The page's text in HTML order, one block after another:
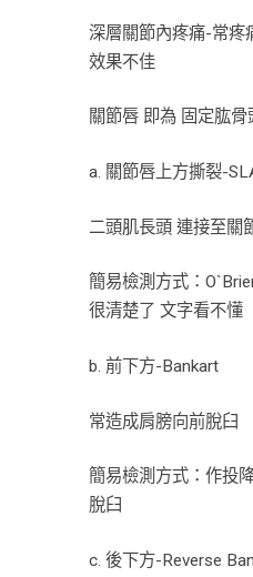
深層關節內疼痛-常疼
效果不佳
關節唇 即為 固定肱
a. 關節唇上方撕裂-
二頭肌長頭 連接至關
簡易檢測方式：
很清楚了 文字看不懂
b. 前下方-Bankart
常造成肩膀向前脫臼
簡易檢測方式：作投
脫臼
c. 後下方-Reverse